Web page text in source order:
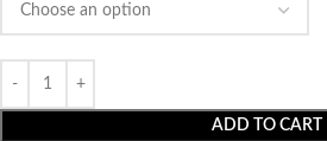
ADD TO CART